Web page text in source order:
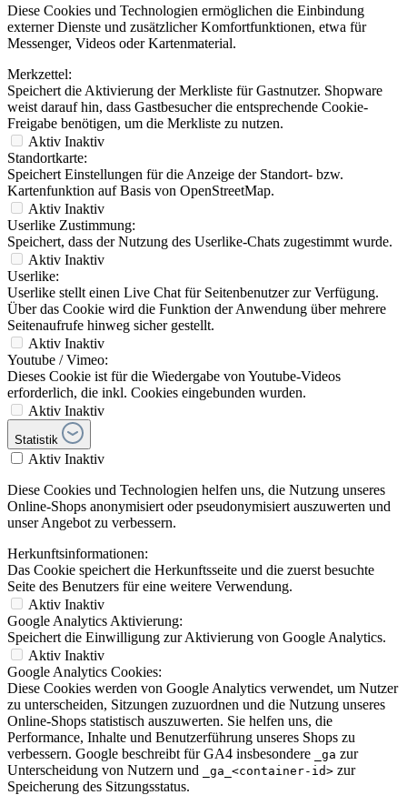
Diese Cookies und Technologien ermöglichen die Einbindung
externer Dienste und zusätzlicher Komfortfunktionen, etwa für
Messenger, Videos oder Kartenmaterial.
Merkzettel:
Speichert die Aktivierung der Merkliste für Gastnutzer. Shopware
weist darauf hin, dass Gastbesucher die entsprechende Cookie-
Freigabe benötigen, um die Merkliste zu nutzen.
Aktiv Inaktiv
Standortkarte:
Speichert Einstellungen für die Anzeige der Standort- bzw.
Kartenfunktion auf Basis von OpenStreetMap.
Aktiv Inaktiv
Userlike Zustimmung:
Speichert, dass der Nutzung des Userlike-Chats zugestimmt wurde.
Aktiv Inaktiv
Userlike:
Userlike stellt einen Live Chat für Seitenbenutzer zur Verfügung.
Über das Cookie wird die Funktion der Anwendung über mehrere
Seitenaufrufe hinweg sicher gestellt.
Aktiv Inaktiv
Youtube / Vimeo:
Dieses Cookie ist für die Wiedergabe von Youtube-Videos
erforderlich, die inkl. Cookies eingebunden wurden.
Aktiv Inaktiv
Statistik
Aktiv Inaktiv
Diese Cookies und Technologien helfen uns, die Nutzung unseres
Online-Shops anonymisiert oder pseudonymisiert auszuwerten und
unser Angebot zu verbessern.
Herkunftsinformationen:
Das Cookie speichert die Herkunftsseite und die zuerst besuchte
Seite des Benutzers für eine weitere Verwendung.
Aktiv Inaktiv
Google Analytics Aktivierung:
Speichert die Einwilligung zur Aktivierung von Google Analytics.
Aktiv Inaktiv
Google Analytics Cookies:
Diese Cookies werden von Google Analytics verwendet, um Nutzer
zu unterscheiden, Sitzungen zuzuordnen und die Nutzung unseres
Online-Shops statistisch auszuwerten. Sie helfen uns, die
Performance, Inhalte und Benutzerführung unseres Shops zu
verbessern. Google beschreibt für GA4 insbesondere
_ga zur
Unterscheidung von Nutzern und
_ga_<container-id> zur
Speicherung des Sitzungsstatus.